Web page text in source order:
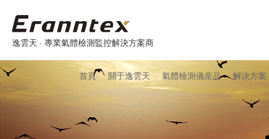
逸雲天 · 專業氣體檢測監控解決方案商
首頁 關于逸雲天 氣體檢測儀産品 解決方案